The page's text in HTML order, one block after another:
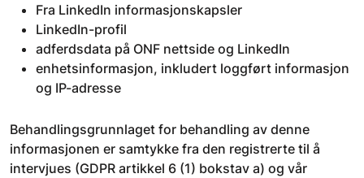
Fra LinkedIn informasjonskapsler
LinkedIn-profil
adferdsdata på ONF nettside og LinkedIn
enhetsinformasjon, inkludert loggført informasjon
og IP-adresse
Behandlingsgrunnlaget for behandling av denne
informasjonen er samtykke fra den registrerte til å
intervjues (GDPR artikkel 6 (1) bokstav a) og vår